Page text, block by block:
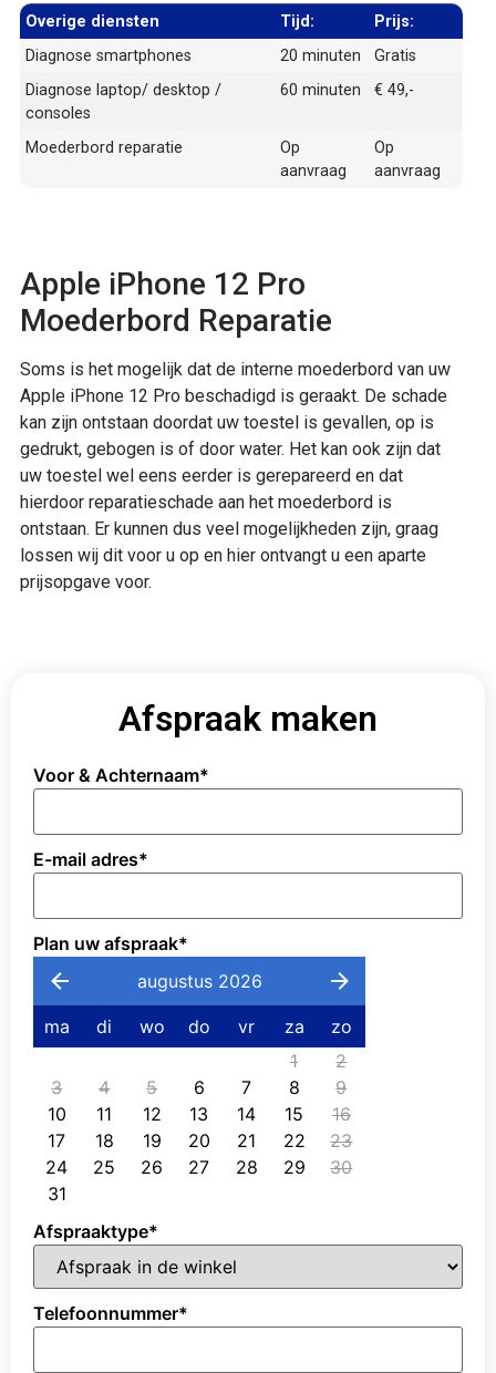
Overige diensten Tijd:
Prijs:
Diagnose smartphones
20 minuten
Gratis
Diagnose laptop/ desktop /
consoles
60 minuten € 49,-
Moederbord reparatie
Op
aanvraag
Op
aanvraag
Apple iPhone 12 Pro
Moederbord Reparatie
Soms is het mogelijk dat de interne moederbord van uw
Apple iPhone 12 Pro beschadigd is geraakt. De schade
kan zijn ontstaan doordat uw toestel is gevallen, op is
gedrukt, gebogen is of door water. Het kan ook zijn dat
uw toestel wel eens eerder is gerepareerd en dat
hierdoor reparatieschade aan het moederbord is
ontstaan. Er kunnen dus veel mogelijkheden zijn, graag
lossen wij dit voor u op en hier ontvangt u een aparte
prijsopgave voor.
Afspraak maken
Voor & Achternaam*
E-mail adres*
Plan uw afspraak*
augustus 2026
ma di wo do vr za
zo
1
2
3
4 5 6 7 8
9
10
11 12 13 14 15
16
17
18 19 20 21 22
23
24
25 26 27 28 29
30
31
Afspraaktype*
Telefoonnummer*